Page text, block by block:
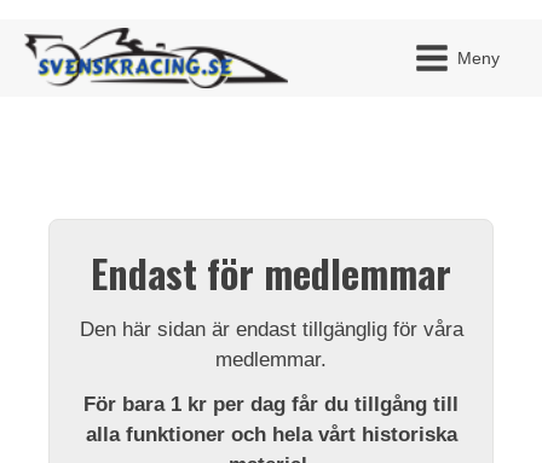
Meny
Endast för medlemmar
Den här sidan är endast tillgänglig för våra
medlemmar.
För bara 1 kr per dag får du tillgång till
alla funktioner och hela vårt historiska